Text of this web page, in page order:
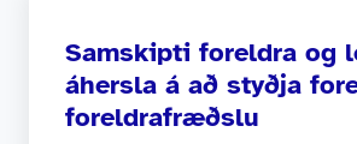
Samskipti foreldra og
áhersla á að styðja
foreldrafræðslu